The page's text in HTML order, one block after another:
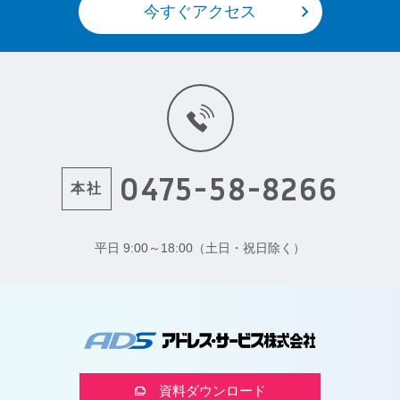
今すぐアクセス
本社 0475-58-8266
平日 9:00～18:00（土日・祝日除く）
資料ダウンロード